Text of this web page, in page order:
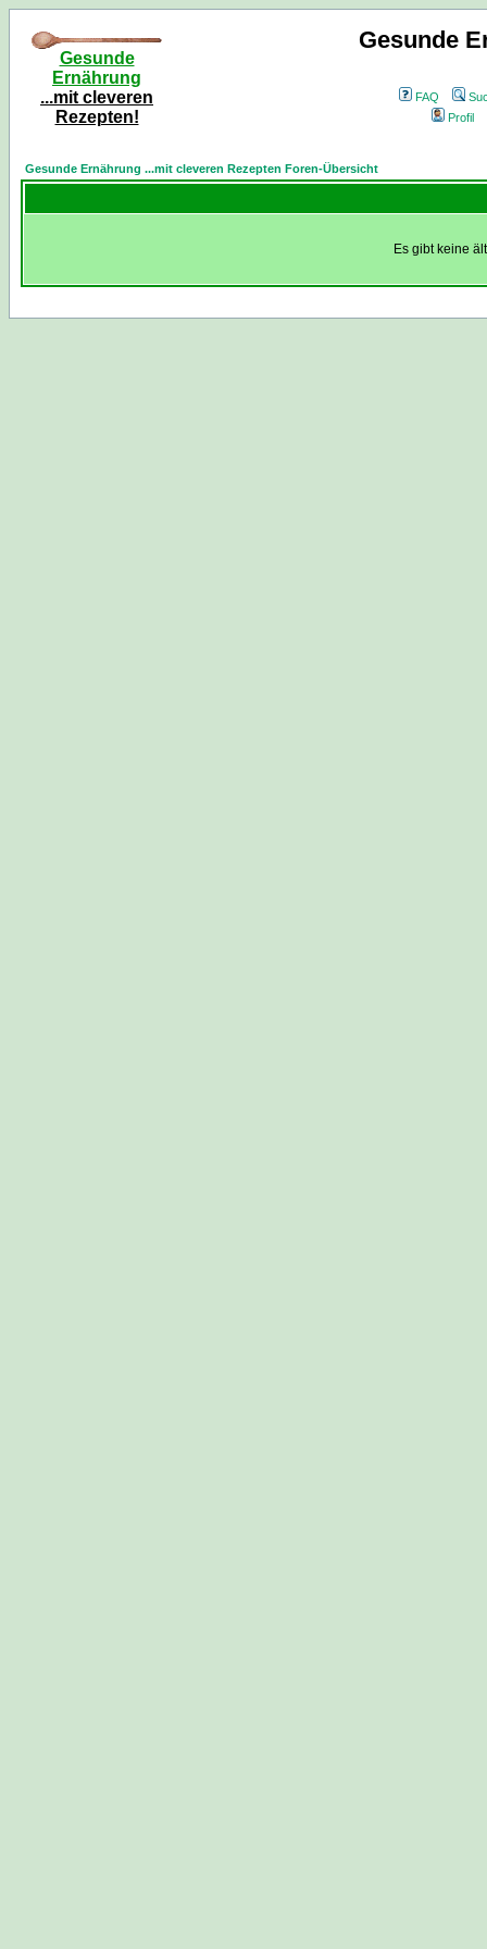
Gesunde
Ernährung
...mit cleveren
Rezepten!
Gesunde
FAQ
Profil
Gesunde Ernährung ...mit cleveren Rezepten Foren-Übersicht
Es gibt keine